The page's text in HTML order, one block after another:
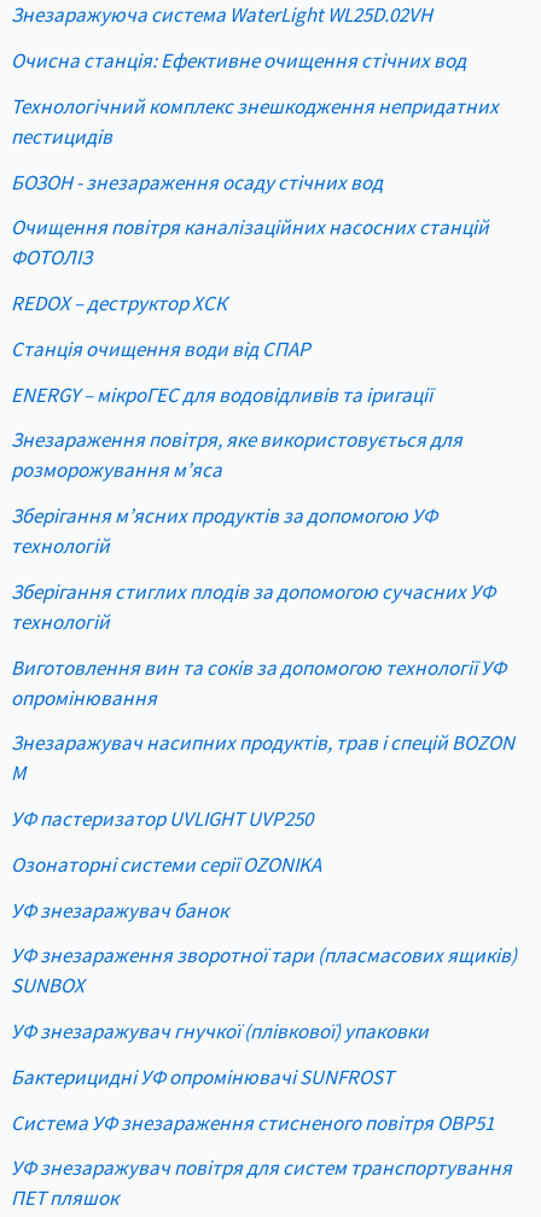
Знезаражуюча система WaterLight WL25D.02VH
Очисна станція: Ефективне очищення стічних вод
Технологічний комплекс знешкодження непридатних
пестицидів
БОЗОН - знезараження осаду стічних вод
Очищення повітря каналізаційних насосних станцій
ФОТОЛІЗ
REDOX – деструктор ХСК
Станція очищення води від СПАР
ENERGY – мікроГЕС для водовідливів та іригації
Знезараження повітря, яке використовується для
розморожування м’яса
Зберігання м’ясних продуктів за допомогою УФ
технологій
Зберігання стиглих плодів за допомогою сучасних УФ
технологій
Виготовлення вин та соків за допомогою технології УФ
опромінювання
Знезаражувач насипних продуктів, трав і спецій BOZON
M
УФ пастеризатор UVLIGHT UVP250
Озонаторні системи серії OZONIKA
УФ знезаражувач банок
УФ знезараження зворотної тари (пласмасових ящиків)
SUNBOX
УФ знезаражувач гнучкої (плівкової) упаковки
Бактерицидні УФ опромінювачі SUNFROST
Система УФ знезараження стисненого повітря OBP51
УФ знезаражувач повітря для систем транспортування
ПЕТ пляшок